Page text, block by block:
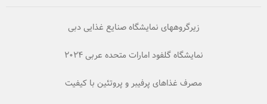
زیرگروههای نمایشگاه صنایع غذایی دبی
نمایشگاه گلفود امارات متحده عربی ۲۰۲۴
مصرف غذاهای پرفیبر و پروتئین با کیفیت